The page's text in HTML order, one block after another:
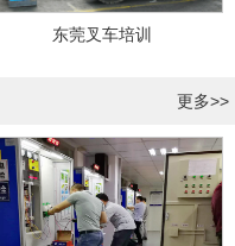
东莞叉车培训
更多>>